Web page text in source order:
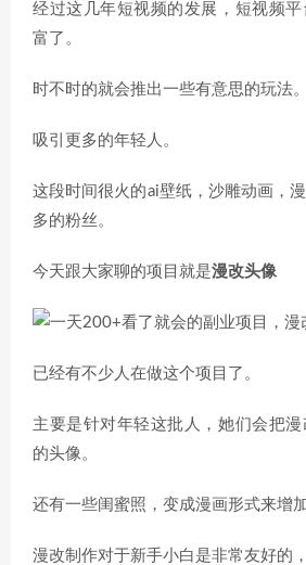
经过这几年短视频的发展，短视频
富了。
时不时的就会推出一些有意思的玩法。
吸引更多的年轻人。
这段时间很火的ai壁纸，沙雕动画，
多的粉丝。
今天跟大家聊的项目就是漫改头像
已经有不少人在做这个项目了。
主要是针对年轻这批人，她们会把
的头像。
还有一些闺蜜照，变成漫画形式来增
漫改制作对于新手小白是非常友好的，